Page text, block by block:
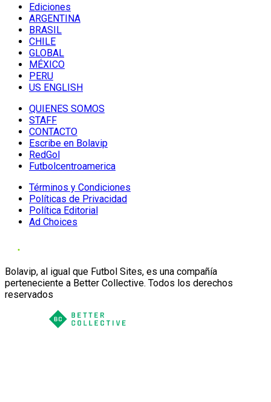
Ediciones
ARGENTINA
BRASIL
CHILE
GLOBAL
MÉXICO
PERU
US ENGLISH
QUIENES SOMOS
STAFF
CONTACTO
Escribe en Bolavip
RedGol
Futbolcentroamerica
Términos y Condiciones
Políticas de Privacidad
Política Editorial
Ad Choices
Bolavip, al igual que Futbol Sites, es una compañía
perteneciente a Better Collective. Todos los derechos
reservados